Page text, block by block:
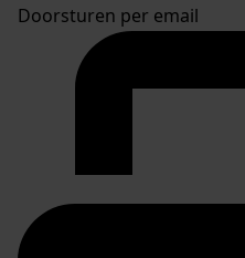
Doorsturen per email